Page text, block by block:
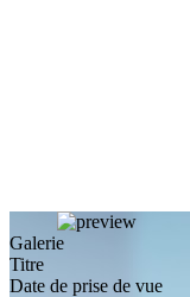
Galerie
Titre
Date de prise de vue